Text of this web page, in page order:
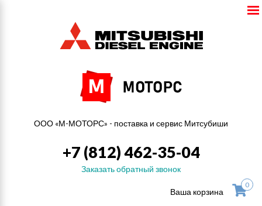
ООО «М-МОТОРС» - поставка и сервис Митсубиши
+7 (812) 462-35-04
Заказать обратный звонок
Ваша корзина
0